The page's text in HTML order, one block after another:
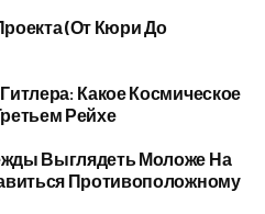
(от Кюри До
Какое Космическое
Рейхе
Выглядеть Моложе На
Противоположному